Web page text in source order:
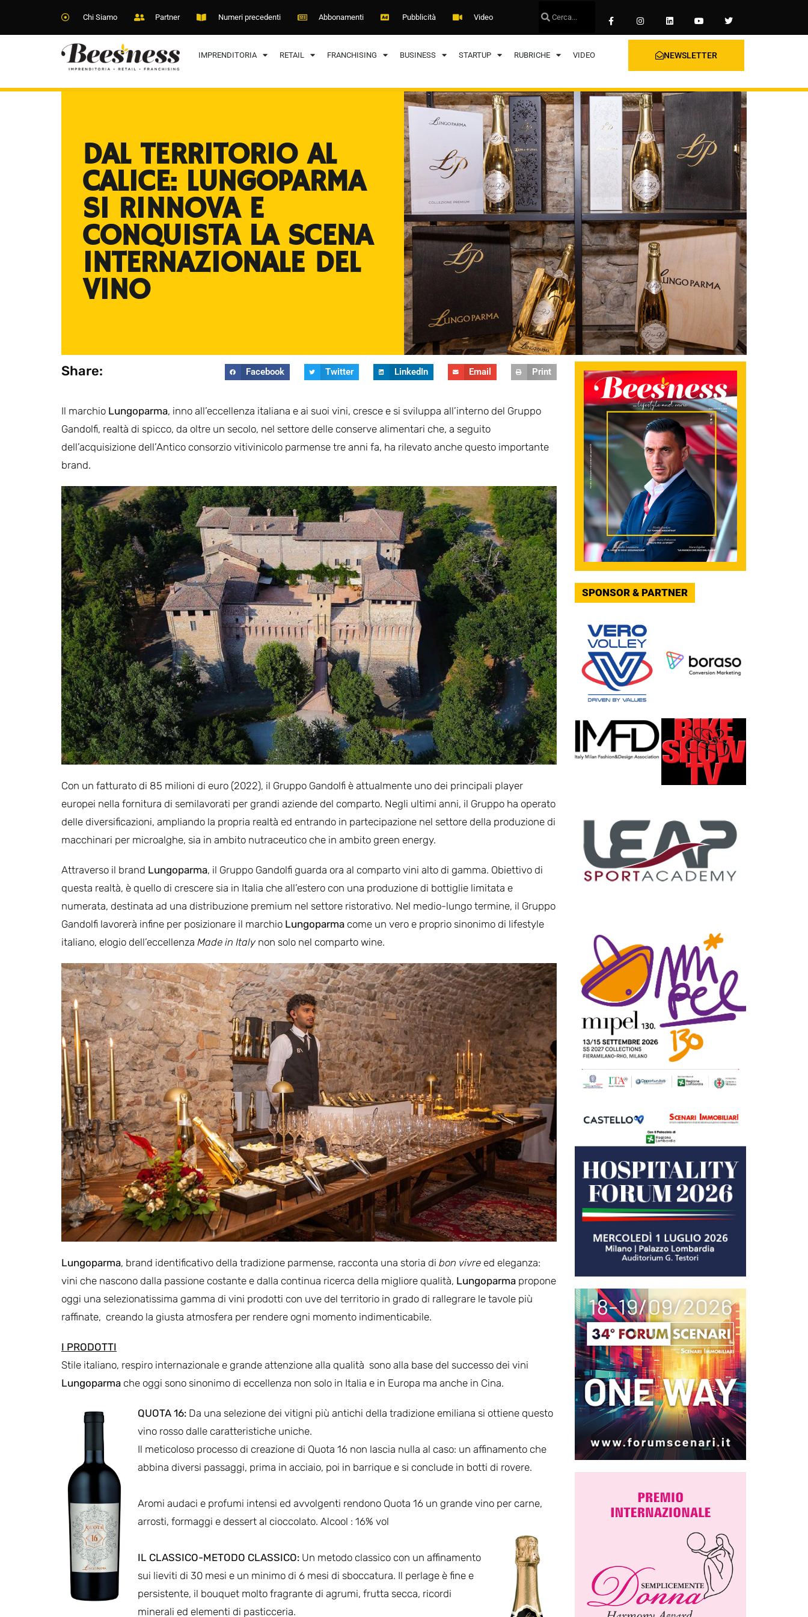
Chi Siamo Partner Numeri precedenti Abbonamenti Pubblicità Video
IMPRENDITORIA RETAIL FRANCHISING BUSINESS STARTUP RUBRICHE VIDEO NEWSLETTER
DAL TERRITORIO AL
CALICE: LUNGOPARMA
SI RINNOVA E
CONQUISTA LA SCENA
INTERNAZIONALE DEL
VINO
Share: Facebook Twitter LinkedIn Email Print
Il marchio Lungoparma, inno all’eccellenza italiana e ai suoi vini, cresce e si sviluppa all’interno del Gruppo
Gandolfi, realtà di spicco, da oltre un secolo, nel settore delle conserve alimentari che, a seguito
dell’acquisizione dell’Antico consorzio vitivinicolo parmense tre anni fa, ha rilevato anche questo importante
brand.
Con un fatturato di 85 milioni di euro (2022), il Gruppo Gandolfi è attualmente uno dei principali player
europei nella fornitura di semilavorati per grandi aziende del comparto. Negli ultimi anni, il Gruppo ha operato
delle diversificazioni, ampliando la propria realtà ed entrando in partecipazione nel settore della produzione di
macchinari per microalghe, sia in ambito nutraceutico che in ambito green energy.
Attraverso il brand Lungoparma, il Gruppo Gandolfi guarda ora al comparto vini alto di gamma. Obiettivo di
questa realtà, è quello di crescere sia in Italia che all’estero con una produzione di bottiglie limitata e
numerata, destinata ad una distribuzione premium nel settore ristorativo. Nel medio-lungo termine, il Gruppo
Gandolfi lavorerà infine per posizionare il marchio Lungoparma come un vero e proprio sinonimo di lifestyle
italiano, elogio dell’eccellenza Made in Italynon solo nel comparto wine.
Lungoparma, brand identificativo della tradizione parmense, racconta una storia di bon vivre ed eleganza:
vini che nascono dalla passione costante e dalla continua ricerca della migliore qualità, Lungoparma propone
oggi una selezionatissima gamma di vini prodotti con uve del territorio in grado di rallegrare le tavole più
raffinate, creando la giusta atmosfera per rendere ogni momento indimenticabile.
I PRODOTTI
Stile italiano, respiro internazionale e grande attenzione alla qualità sono alla base del successo dei vini
Lungoparma che oggi sono sinonimo di eccellenza non solo in Italia e in Europa ma anche in Cina.
QUOTA 16: Da una selezione dei vitigni più antichi della tradizione emiliana si ottiene questo
vino rosso dalle caratteristiche uniche.
Il meticoloso processo di creazione di Quota 16 non lascia nulla al caso: un affinamento che
abbina diversi passaggi, prima in acciaio, poi in barrique e si conclude in botti di rovere.
Aromi audaci e profumi intensi ed avvolgenti rendono Quota 16 un grande vino per carne,
arrosti, formaggi e dessert al cioccolato. Alcool : 16% vol
IL CLASSICO-METODO CLASSICO: Un metodo classico con un affinamento
sui lieviti di 30 mesi e un minimo di 6 mesi di sboccatura. Il perlage è fine e
persistente, il bouquet molto fragrante di agrumi, frutta secca, ricordi
minerali ed elementi di pasticceria.
SPONSOR & PARTNER